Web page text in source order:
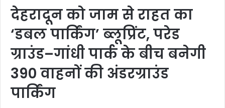
देहरादून को जाम से राहत का
‘डबल पार्किंग’ ब्लूप्रिंट, परेड
ग्राउंड–गांधी पार्क के बीच बनेगी
390 वाहनों की अंडरग्राउंड
पार्किंग